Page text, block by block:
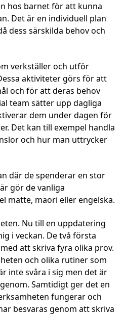
hos barnet för att kunna
Det är en individuell plan
dess särskilda behov och
verkställer och utför
aktiviteter görs för att
och för att deras behov
team sätter upp dagliga
dem under dagen för
Det kan till exempel handla
och hur man uttrycker
där de spenderar en stor
gör de vanliga
matte, maori eller engelska.
Nu till en uppdatering
i veckan. De två första
att skriva fyra olika prov.
och olika rutiner som
inte svåra i sig men det är
Samtidigt ger det en
fungerar och
besvaras genom att skriva